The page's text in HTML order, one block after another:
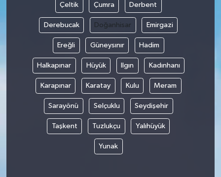
Çeltik Çumra Derbent
Derebucak Doğanhisar Emirgazi
Ereğli Güneysınır Hadim
Halkapınar Hüyük Ilgın Kadınhanı
Karapınar Karatay Kulu Meram
Sarayönü Selçuklu Seydişehir
Taşkent Tuzlukçu Yalıhüyük
Yunak